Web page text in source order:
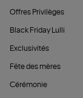
Offres Privilèges
Black Friday Lulli
Exclusivités
Fête des mères
Cérémonie